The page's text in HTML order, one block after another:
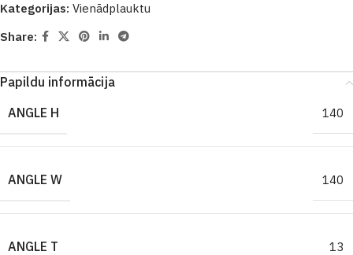
Kategorijas: Vienādplauktu
Share:
Papildu informācija
ANGLE H
140
ANGLE W 140
ANGLE T 13